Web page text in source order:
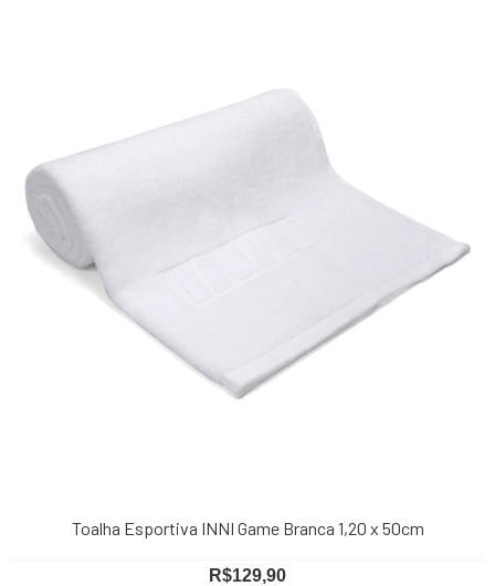
Toalha Esportiva INNI Game Branca 1,20 x 50cm
R$129,90